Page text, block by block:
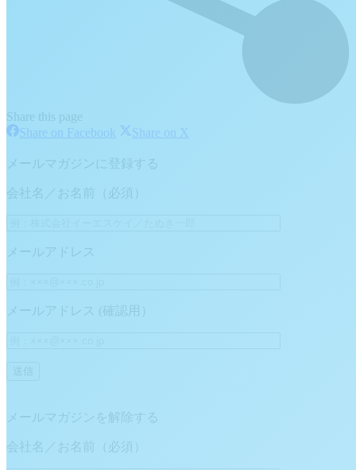
Share this page
Share on Facebook Share
Facebook
Share on X
メールマガジンに登録する
会社名／お名前（必須）
メールアドレス
メールアドレス (確認用）
メールマガジンを解除する
会社名／お名前（必須）